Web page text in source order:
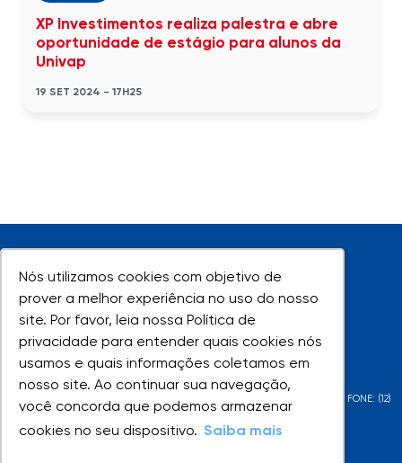
Nós utilizamos cookies com objetivo de
prover a melhor experiência no uso do nosso
site. Por favor, leia nossa Política de
privacidade para entender quais cookies nós
usamos e quais informações coletamos em
nosso site. Ao continuar sua navegação,
você concorda que podemos armazenar
cookies no seu dispositivo. Saiba mais
Nós utilizamos cookies com objetivo de
prover a melhor experiência no uso do nosso
site. Por favor, leia nossa Política de
privacidade para entender quais cookies nós
usamos e quais informações coletamos em
nosso site. Ao continuar sua navegação,
você concorda que podemos armazenar
cookies no seu dispositivo. Saiba mais
XP Investimentos realiza palestra e abre
oportunidade de estágio para alunos da
Univap
19 SET 2024 - 17H25
UNIVAP - Todos os direitos reservados
AV. SHISHIMA HIFUMI, 2911 - URBANOVA - SÃO JOSÉ DOS CAMPOS - SP - FONE: (12)